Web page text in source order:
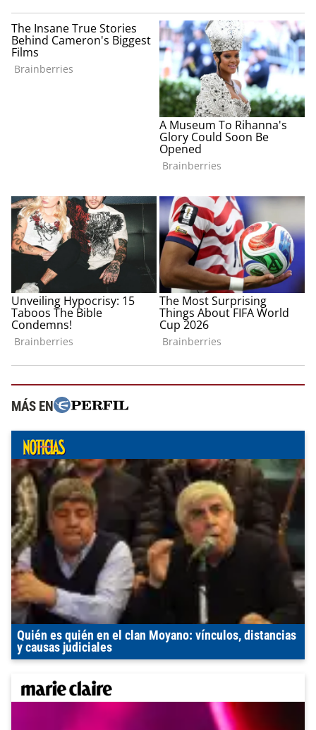
MÁS EN
Quién es quién en el clan Moyano: vínculos, distancias
y causas judiciales